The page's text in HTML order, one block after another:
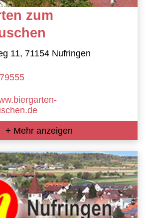
zum
11, 71154 Nufringen
+ Mehr anzeigen